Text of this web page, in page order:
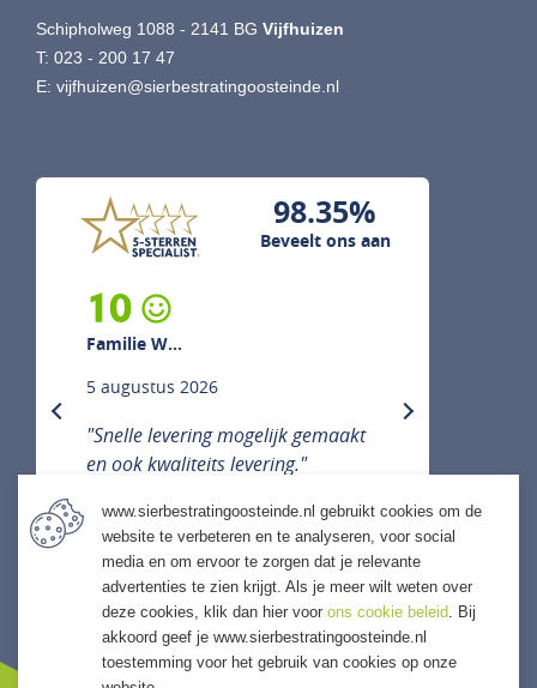
Schipholweg 1088 - 2141 BG Vijfhuizen
T: 023 - 200 17 47
E: vijfhuizen@sierbestratingoosteinde.nl
98.35%
Beveelt ons aan
10
Familie W...
5 augustus 2026
"Snelle levering mogelijk gemaakt
en ook kwaliteits levering."
previous next
ALLE ERVARINGEN
www.sierbestratingoosteinde.nl gebruikt cookies om de
website te verbeteren en te analyseren, voor social
media en om ervoor te zorgen dat je relevante
advertenties te zien krijgt. Als je meer wilt weten over
deze cookies, klik dan hier voor ons cookie beleid. Bij
akkoord geef je www.sierbestratingoosteinde.nl
toestemming voor het gebruik van cookies op onze